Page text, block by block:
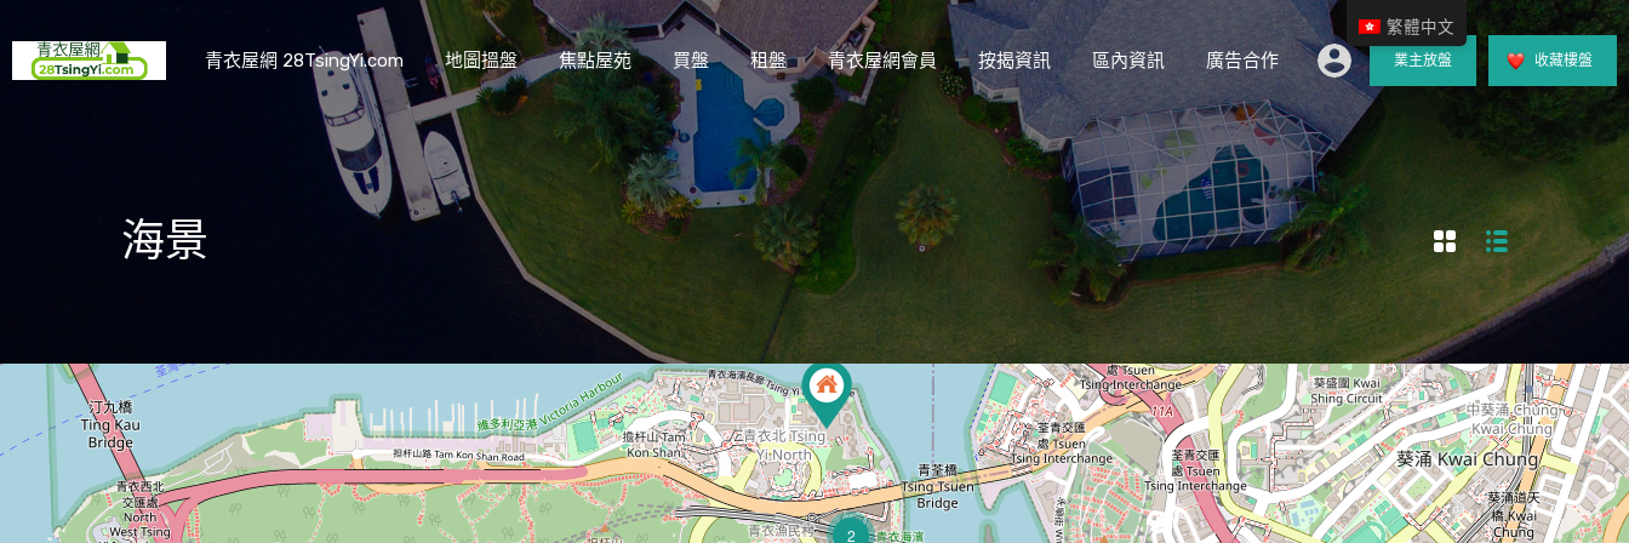
青衣屋網 28TsingYi.com 地圖搵盤 焦點屋苑 買盤 租盤 青衣屋網會員 按揭資訊 區內資訊 廣告合作 業主放盤 收藏樓盤
海景
2
繁體中文